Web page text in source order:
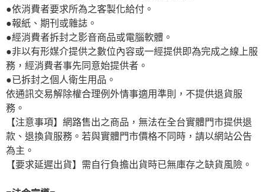
●依消費者要求所為之客製化給付。
●報紙、期刊或雜誌。
●經消費者拆封之影音商品或電腦軟體。
●非以有形媒介提供之數位內容或一經提供即為完成之線上服
務，經消費者事先同意始提供者。
●已拆封之個人衛生用品。
依通訊交易解除權合理例外情事適用準則，不提供退貨服
務。
【注意事項】網路售出之商品，無法在全台實體門市提供退
款、退換貨服務。若與實體門市價格不同時，請以網站公告
為主。
【要求延遲出貨】需自行負擔出貨時已無庫存之缺貨風險。